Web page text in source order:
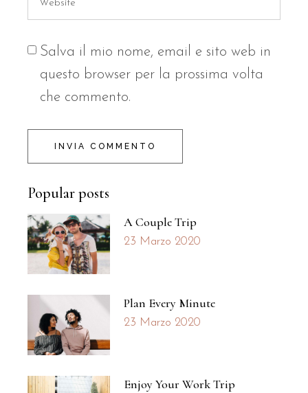
Salva il mio nome, email e sito web in
questo browser per la prossima volta
che commento.
INVIA COMMENTO
Popular posts
A Couple Trip
23 Marzo 2020
Plan Every Minute
23 Marzo 2020
Enjoy Your Work Trip